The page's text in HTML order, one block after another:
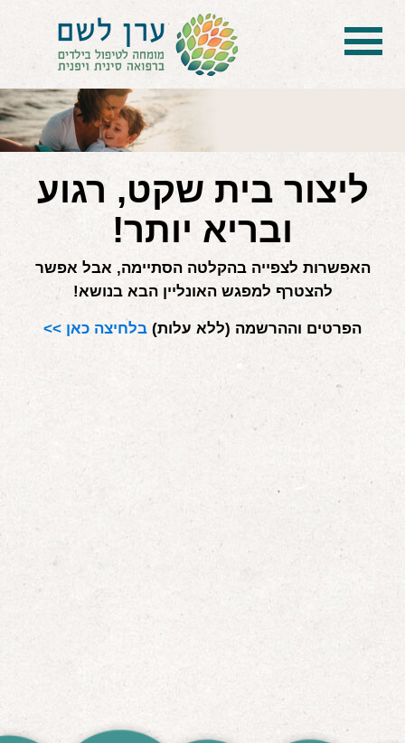
בית
הטיפול
הכל על דיקור סיני ודיקור יפני לילדים
הילד לא מפסיק להיות חולה
בעיות נשימה: קוצר, סטרידור ועוד
דלקות ונוזלים באוזניים
קשיים רגשיים, אתגרי התנהגות
במתנה!
ליצור בית שקט, רגוע
ובריא יותר!
האפשרות לצפייה בהקלטה הסתיימה, אבל אפשר
להצטרף למפגש האונליין הבא בנושא!
הפרטים וההרשמה (ללא עלות) בלחיצה כאן >>